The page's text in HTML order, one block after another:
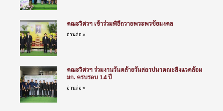
คณะวิศวฯ เข้าร่วมพิธีถวายพระพรชัยมงคล
อ่านต่อ »
คณะวิศวฯ ร่วมงานวันคล้ายวันสถาปนาคณะสิ่งแวดล้อม
มก. ครบรอบ 14 ปี
อ่านต่อ »